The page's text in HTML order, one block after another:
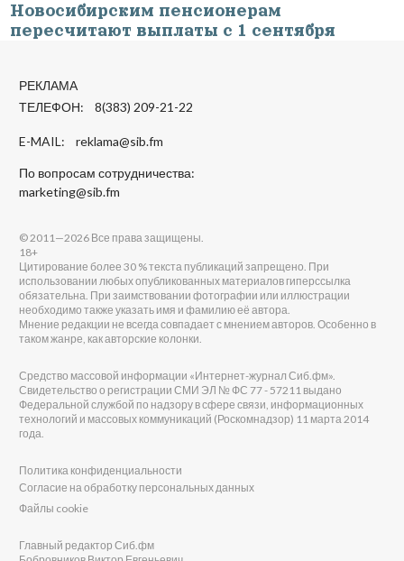
Новосибирским пенсионерам
пересчитают выплаты с 1 сентября
РЕКЛАМА
ТЕЛЕФОН: 8(383) 209-21-22
E-MAIL: reklama@sib.fm
По вопросам сотрудничества:
marketing@sib.fm
© 2011—2026 Все права защищены.
18+
Цитирование более 30 % текста публикаций запрещено. При
использовании любых опубликованных материалов гиперссылка
обязательна. При заимствовании фотографии или иллюстрации
необходимо также указать имя и фамилию её автора.
Мнение редакции не всегда совпадает с мнением авторов. Особенно в
таком жанре, как авторские колонки.
Средство массовой информации «Интернет-журнал Сиб.фм».
Свидетельство о регистрации СМИ ЭЛ № ФС 77 - 57211 выдано
Федеральной службой по надзору в сфере связи, информационных
технологий и массовых коммуникаций (Роскомнадзор) 11 марта 2014
года.
Политика конфиденциальности
Согласие на обработку персональных данных
Файлы cookie
Главный редактор Сиб.фм